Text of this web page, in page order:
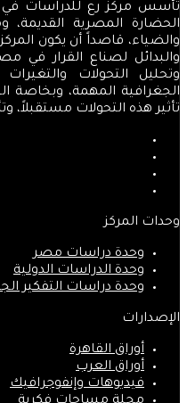
الحضارة المصرية
والضياء، قاصداً أن يكون
والبدائل لصناع القرار في
وتحليل التحولات
الجغرافية المهمة، وبخاصة
تأثير هذه التحولات مستقبلاً،
وحدات المركز
وحدة دراسات مصر
وحدة الدراسات الدولية
وحدة دراسات التفكير
الإصدارات
أوراق القاهرة
أوراق العرب
فيديوهات وإنفوجرافيك